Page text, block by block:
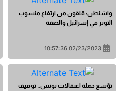
واشنطن: قلقون من ارتفاع منسوب
التوتر في إسرائيل والضفة
02/23/2023 10:57:36
توّسع حملة اعتقالات تونس.. توقيف